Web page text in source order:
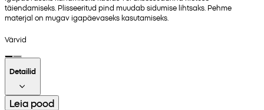
täiendamiseks. Plisseeritud pind muudab sidumise lihtsaks. Pehme
materjal on mugav igapäevaseks kasutamiseks.
Värvid
Detailid
Leia pood